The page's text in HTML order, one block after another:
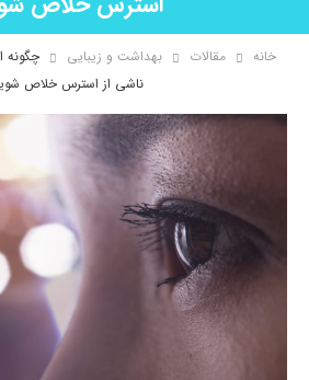
خانه مقالات بهداشت و زیبایی
چگونه
ناشی از استرس خلاص